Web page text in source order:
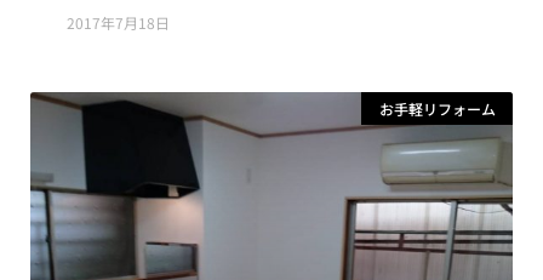
2017年7月18日
お手軽リフォーム